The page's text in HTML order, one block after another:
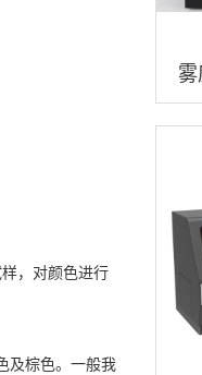
，对颜色进行
及棕色。一般我